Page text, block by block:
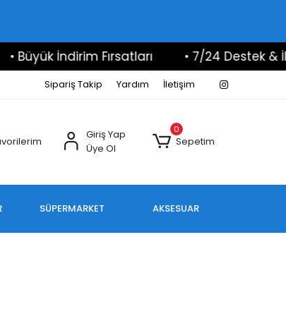
• Büyük İndirim Fırsatları • 7/24 Destek &
Sipariş Takip Yardım İletişim
Giriş Yap
Üye Ol
0
Sepetim
SÜPERMARKET AKSESUAR